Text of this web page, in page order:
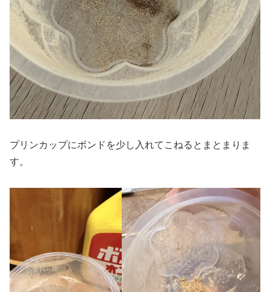
プリンカップにボンドを少し入れてこねるとまとまりま
す。